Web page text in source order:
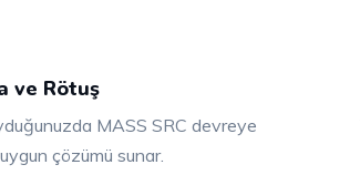
ve Rötuş
MASS SRC devreye
çözümü sunar.